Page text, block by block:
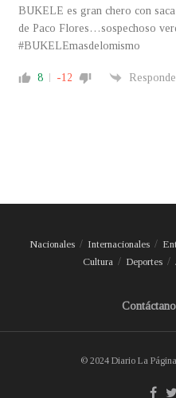
BUKELE es gran chero con
de Paco Flores…sospechoso
#BUKELEmasdelomismo
8 -12
Nacionales Internacionales
Cultura
Deportes
© 2024 Diario La